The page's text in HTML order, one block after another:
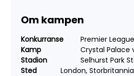
Om kampen
Konkurranse
Premier
Kamp
Crystal Palace
Selhurst Park
Sted
London,